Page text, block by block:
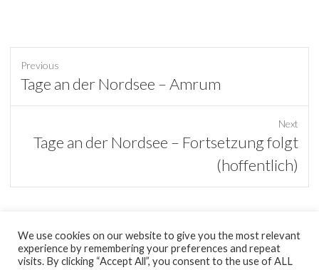
Previous
Previous
post:
Tage an der Nordsee – Amrum
Next
Next
Tage an der Nordsee – Fortsetzung folgt
(hoffentlich)
tumblr
We use cookies on our website to give you the most relevant
experience by remembering your preferences and repeat
visits. By clicking “Accept All”, you consent to the use of ALL